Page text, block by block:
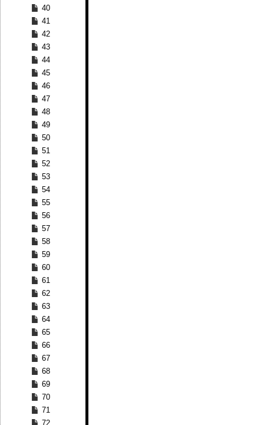
40
41
42
43
44
45
46
47
48
49
50
51
52
53
54
55
56
57
58
59
60
61
62
63
64
65
66
67
68
69
70
71
72